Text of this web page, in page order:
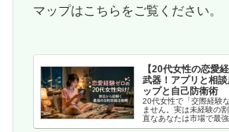
マップはこちらをご覧ください。
【20代女性の恋愛
武器！アプリと相
ップと自己防衛術
20代女性で「交際経験
ません。実は未経験の
直なあなたは市場で最
は悪質な遊び人を回避